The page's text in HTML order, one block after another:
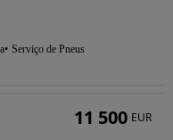
Serviço de Pneus
11 500 EUR